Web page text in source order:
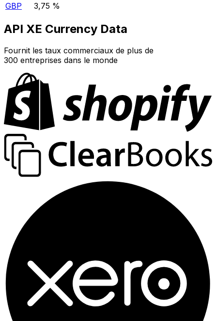
GBP
3,75 %
API XE Currency Data
Fournit les taux commerciaux de plus de
300 entreprises dans le monde